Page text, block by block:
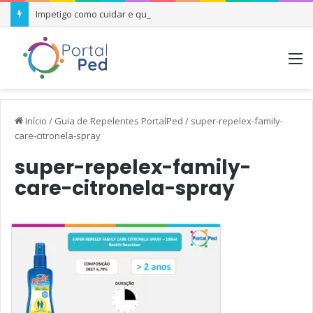
Impetigo como cuidar e quando se preocupar
Início / Guia de Repelentes PortalPed / super-repelex-family-
care-citronela-spray
super-repelex-family-
care-citronela-spray